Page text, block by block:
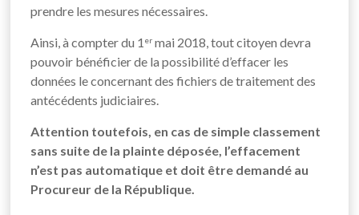
prendre les mesures nécessaires.
Ainsi, à compter du 1 er mai 2018, tout citoyen devra
pouvoir bénéficier de la possibilité d’effacer les
données le concernant des fichiers de traitement des
antécédents judiciaires.
Attention toutefois, en cas de simple classement
sans suite de la plainte déposée, l’effacement
n’est pas automatique et doit être demandé au
Procureur de la République.